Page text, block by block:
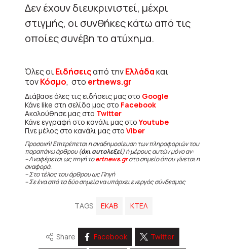
Δεν έχουν διευκρινιστεί, μέχρι
στιγμής, οι συνθήκες κάτω από τις
οποίες συνέβη το ατύχημα.
Όλες οιΕιδήσειςαπό τηνΕλλάδακαι
τονΚόσμο, στο ertnews.gr
Διάβασε όλες τις ειδήσεις μας στο Google
Κάνε like στη σελίδα μας στο Facebook
Ακολούθησε μας στο Twitter
Κάνε εγγραφή στο κανάλι μας στοYoutube
Γίνε μέλος στο κανάλι μας στο Viber
Προσοχή! Επιτρέπεται η αναδημοσίευση των πληροφοριών του
παραπάνω άρθρου (όχι αυτολεξεί) ή μέρους αυτών μόνο αν:
– Αναφέρεται ως πηγή τοertnews.grστο σημείο όπου γίνεται η
αναφορά.
– Στο τέλος του άρθρου ως Πηγή
– Σε ένα από τα δύο σημεία να υπάρχει ενεργός σύνδεσμος
TAGS ΕΚΑΒ ΚΤΕΛ
Share Facebook Twitter